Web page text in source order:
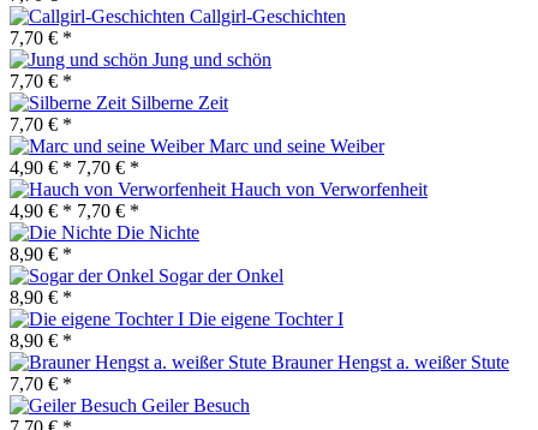
Callgirl-Geschichten
7,70 € *
Jung und schön
7,70 € *
Silberne Zeit
7,70 € *
Marc und seine Weiber
4,90 € * 7,70 € *
Hauch von Verworfenheit
4,90 € * 7,70 € *
Die Nichte
8,90 € *
Sogar der Onkel
8,90 € *
Die eigene Tochter I
8,90 € *
Brauner Hengst a. weißer Stute
7,70 € *
Geiler Besuch